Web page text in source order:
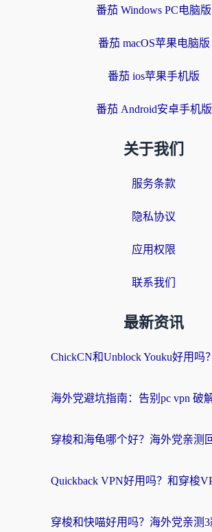
番茄 Windows PC电脑版
番茄 macOS苹果电脑版
番茄 ios苹果手机版
番茄 Android安卓手机版
关于我们
服务条款
隐私协议
应用权限
联系我们
最新资讯